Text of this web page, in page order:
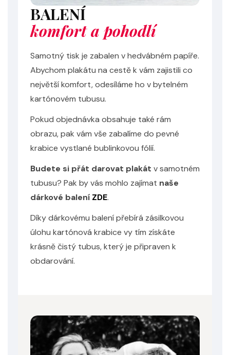
BALENÍ
komfort a pohodlí
Samotný tisk je zabalen v hedvábném papíře.
Abychom plakátu na cestě k vám zajistili co
největší komfort, odesíláme ho v bytelném
kartónovém tubusu.
Pokud objednávka obsahuje také rám
obrazu, pak vám vše zabalíme do pevné
krabice vystlané bublinkovou fólií.
Budete si přát darovat plakát v samotném
tubusu? Pak by vás mohlo zajímat naše
dárkové balení ZDE.
Díky dárkovému balení přebírá zásilkovou
úlohu kartónová krabice vy tím získáte
krásně čistý tubus, který je připraven k
obdarování.
Odeslat
Powered by chaterimo